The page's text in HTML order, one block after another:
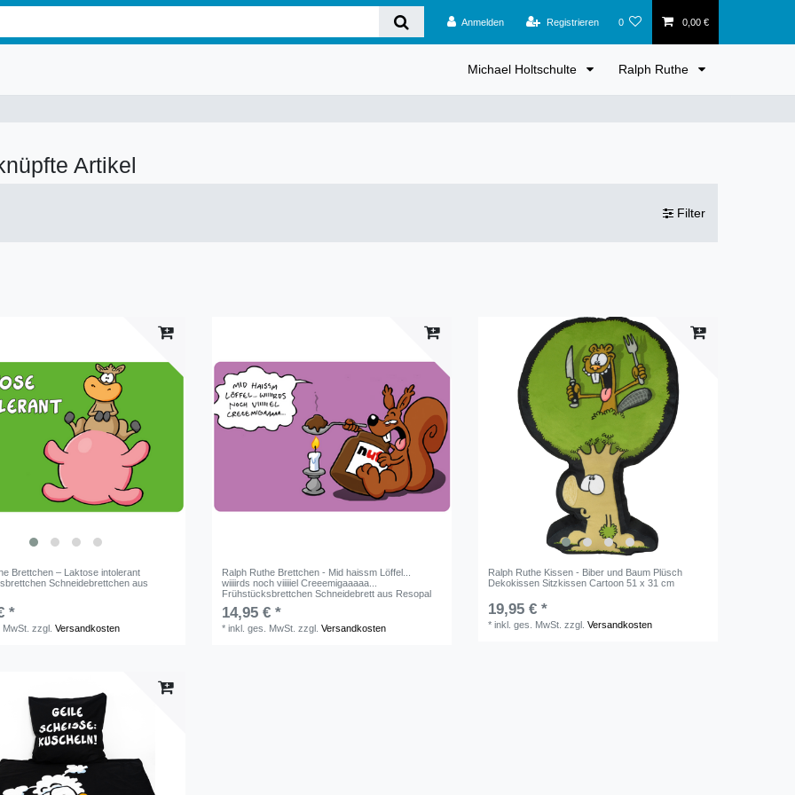
Anmelden Registrieren 0 0,00 €
Michael Holtschulte Ralph Ruthe
Artikel
Filter
Brettchen – Laktose intolerant
Schneidebrettchen aus
*
zzgl.Versandkosten
Ralph Ruthe Brettchen - Mid haissm Löffel...
wiiiirds noch viiiiiel Creeemigaaaaa...
Frühstücksbrettchen Schneidebrett aus Resopal
14,95 € *
*inkl. ges. MwSt. zzgl.Versandkosten
Ralph Ruthe Kissen - Biber und Baum Plüsch
Dekokissen Sitzkissen Cartoon 51 x 31 cm
19,95 € *
*inkl. ges. MwSt. zzgl.Versandkosten